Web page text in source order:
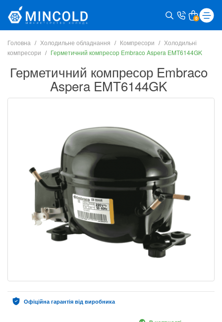
0
Головна Холодильне обладнання Компресори
Холодильні
компресори
Герметичний компресор Embraco Aspera EMT6144GK
Герметичний компресор Embraco
Aspera EMT6144GK
Офіційна гарантія від виробника